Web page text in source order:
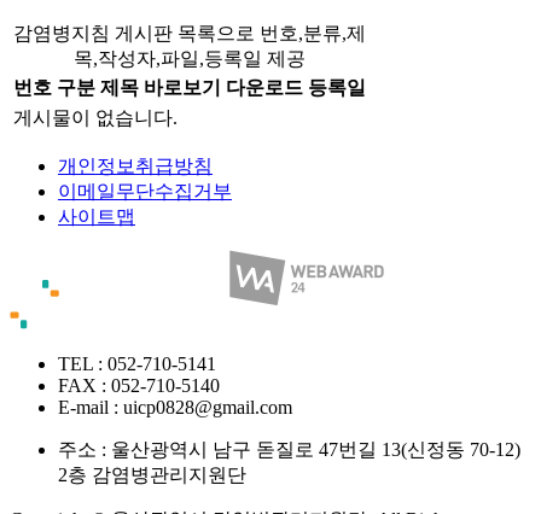
감염병지침 게시판 목록으로 번호,분류,제
목,작성자,파일,등록일 제공
번호 구분 제목 바로보기 다운로드 등록일
게시물이 없습니다.
개인정보취급방침
이메일무단수집거부
사이트맵
TEL : 052-710-5141
FAX : 052-710-5140
E-mail : uicp0828@gmail.com
주소 : 울산광역시 남구 돋질로 47번길 13(신정동 70-12)
2층 감염병관리지원단